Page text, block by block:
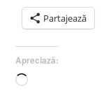
Partajează
Apreciază:
Încarc...